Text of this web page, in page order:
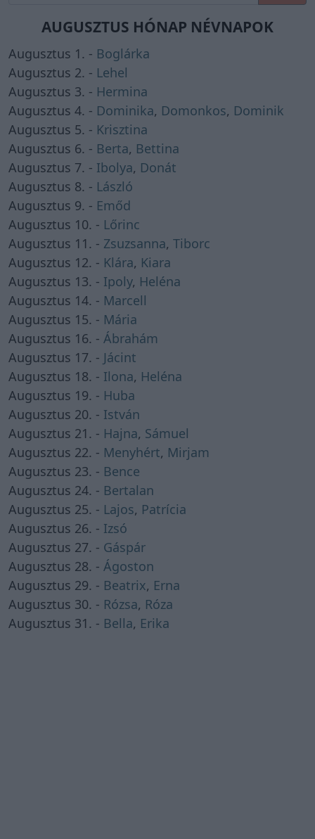
AUGUSZTUS HÓNAP NÉVNAPOK
Augusztus 1. - Boglárka
Augusztus 2. - Lehel
Augusztus 3. - Hermina
Augusztus 4. - Dominika, Domonkos, Dominik
Augusztus 5. - Krisztina
Augusztus 6. - Berta, Bettina
Augusztus 7. - Ibolya, Donát
Augusztus 8. - László
Augusztus 9. - Emőd
Augusztus 10. - Lőrinc
Augusztus 11. - Zsuzsanna, Tiborc
Augusztus 12. - Klára, Kiara
Augusztus 13. - Ipoly, Heléna
Augusztus 14. - Marcell
Augusztus 15. - Mária
Augusztus 16. - Ábrahám
Augusztus 17. - Jácint
Augusztus 18. - Ilona, Heléna
Augusztus 19. - Huba
Augusztus 20. - István
Augusztus 21. - Hajna, Sámuel
Augusztus 22. - Menyhért, Mirjam
Augusztus 23. - Bence
Augusztus 24. - Bertalan
Augusztus 25. - Lajos, Patrícia
Augusztus 26. - Izsó
Augusztus 27. - Gáspár
Augusztus 28. - Ágoston
Augusztus 29. - Beatrix, Erna
Augusztus 30. - Rózsa, Róza
Augusztus 31. - Bella, Erika